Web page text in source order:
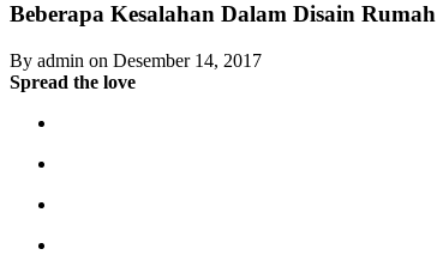
Beberapa Kesalahan Dalam Disain Rumah
By admin on Desember 14, 2017
Spread the love